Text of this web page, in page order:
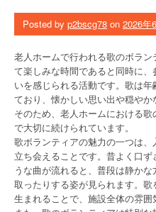
Posted by p2bscg78 on 2026年
老人ホームで行われる歌のボラ
て楽しみな時間であると同時に
いを感じられる活動です。歌は
ており、懐かしい思い出や穏やか
そのため、老人ホームにおける
で大切に続けられています。
歌ボランティアの魅力の一つは
立ち会えることです。昔よく口
うな曲が流れると、普段は静か
取ったりする姿が見られます。
生まれることで、施設全体の雰囲